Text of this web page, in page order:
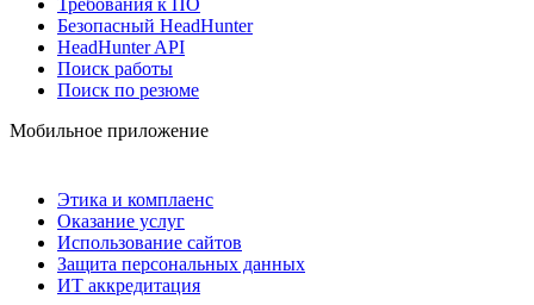
Требования к ПО
Безопасный HeadHunter
HeadHunter API
Поиск работы
Поиск по резюме
Мобильное приложение
Этика и комплаенс
Оказание услуг
Использование сайтов
Защита персональных данных
ИТ аккредитация